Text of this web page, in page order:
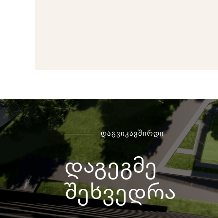
დაგვიკავშირდი
დაგეგმე
შეხვედრა